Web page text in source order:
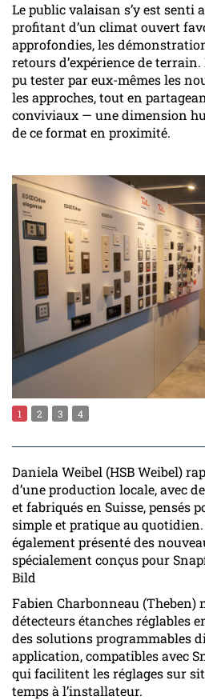
Le public valaisan s’y est senti
profitant d’un climat ouvert
approfondies, les
retours d’expérience de
pu tester par eux-mêmes les
les approches, tout en
conviviaux — une dimension
de ce format en proximité.
1 2 3 4
Daniela Weibel (HSB Weibel)
d’une production locale, avec
et fabriqués en Suisse, pensés
simple et pratique au quotidien.
également présenté des
spécialement conçus pour
Bild
Fabien Charbonneau (Theben)
détecteurs étanches réglables
des solutions programmables
application, compatibles avec
qui facilitent les réglages sur
temps à l’installateur.